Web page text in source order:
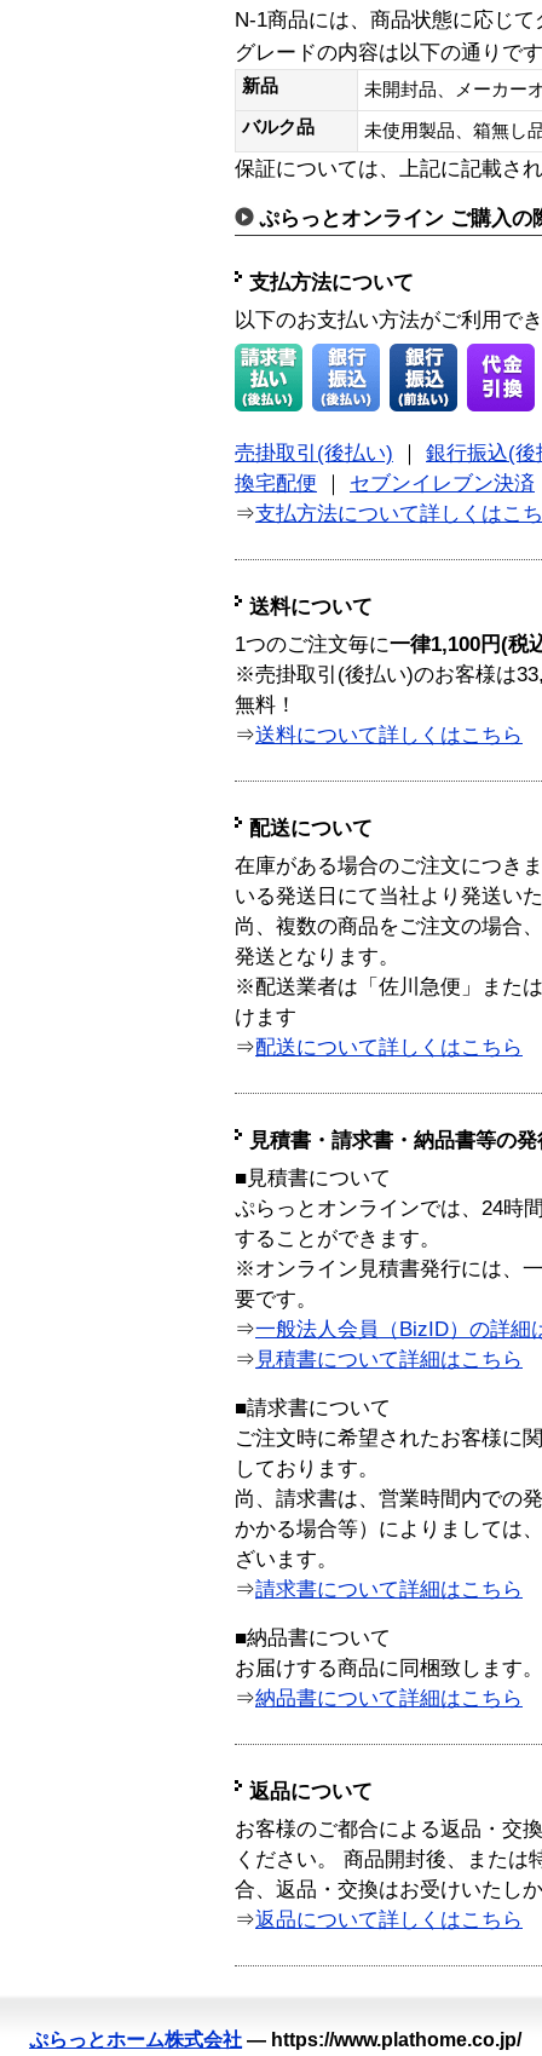
N-1商品には、商品状態に応じ
グレードの内容は以下の通りで
新品
未開封品、メーカー
バルク品
未使用製品、箱無
保証については、上記に記載さ
ぷらっとオンライン ご購入の
支払方法について
以下のお支払い方法がご利用で
売掛取引(後払い)
銀行振込(後
換宅配便
セブンイレブン決済
⇒支払方法について詳しくはこ
送料について
1つのご注文毎に一律1,100円(税
※売掛取引(後払い)のお客様は
無料！
⇒送料について詳しくはこちら
配送について
在庫がある場合のご注文につき
いる発送日にて当社より発送い
尚、複数の商品をご注文の場合
発送となります。
※配送業者は「佐川急便」また
けます
⇒配送について詳しくはこちら
見積書・請求書・納品書等の
■見積書について
ぷらっとオンラインでは、24時
することができます。
※オンライン見積書発行には、
要です。
⇒一般法人会員（BizID）の詳細
⇒ 見積書について詳細はこちら
■請求書について
ご注文時に希望されたお客様に
しております。
尚、請求書は、営業時間内での
かかる場合等）によりましては
ざいます。
⇒請求書について詳細はこちら
■納品書について
お届けする商品に同梱致します。
⇒納品書について詳細はこちら
返品について
お客様のご都合による返品・交
ください。 商品開封後、または
合、返品・交換はお受けいたし
⇒返品について詳しくはこちら
ぷらっとホーム株式会社 — https://www.plathome.co.jp/